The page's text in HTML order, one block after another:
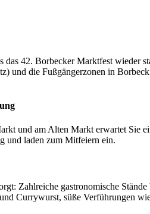
das 42. Borbecker Marktfest wieder
und die Fußgängerzonen in
und am Alten Markt erwartet Sie
und laden zum Mitfeiern ein.
Zahlreiche gastronomische
Currywurst, süße Verführungen